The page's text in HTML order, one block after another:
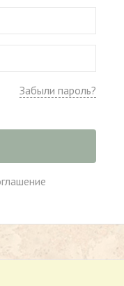
Забыли пароль?